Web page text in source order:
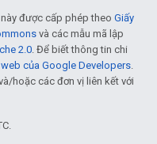
được cấp phép theo Giấy
và các mẫu mã lập
2.0. Để biết thông tin chi
của Google Developers.
hoặc các đơn vị liên kết với